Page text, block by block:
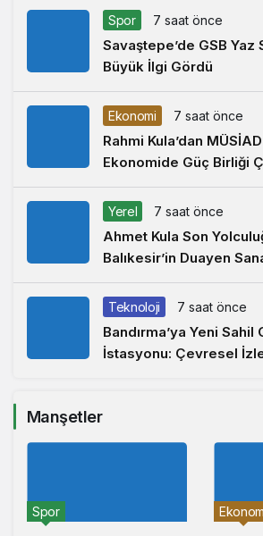
Spor 7 saat önce
Savaştepe’de GSB Yaz
Büyük İlgi Gördü
Ekonomi 7 saat önce
Rahmi Kula’dan
Ekonomide Güç Birliği
Yerel 7 saat önce
Ahmet Kula Son
Balıkesir’in Duayen
Defnedildi
Teknoloji 7 saat önce
Bandırma’ya Yeni Sahil
İstasyonu: Çevresel
Manşetler
Spor